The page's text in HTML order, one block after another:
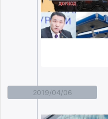
2019/04/06